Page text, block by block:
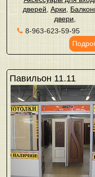
дверей ,Арки
двери
8-963-623-59-95
Павильон 11.11